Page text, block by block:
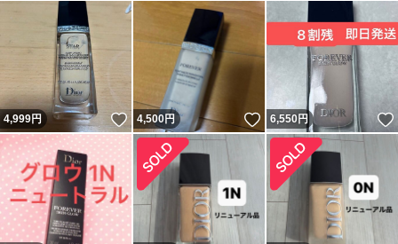
4,999円 いいね！
4,500円 いいね！
6,550円